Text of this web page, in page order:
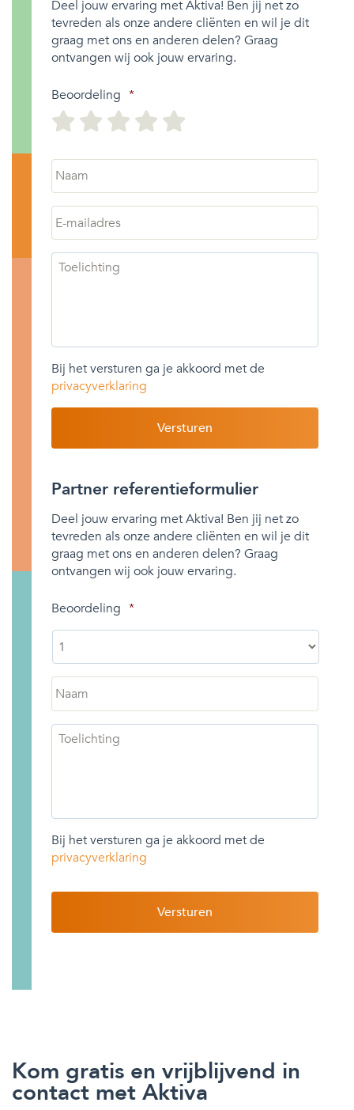
Deel jouw ervaring met Aktiva! Ben jij net zo
tevreden als onze andere cliënten en wil je dit
graag met ons en anderen delen? Graag
ontvangen wij ook jouw ervaring.
Beoordeling *
Naam
E-
mailadres *
Toelichting
Bij het versturen ga je akkoord met de
privacyverklaring
Partner referentieformulier
Deel jouw ervaring met Aktiva! Ben jij net zo
tevreden als onze andere cliënten en wil je dit
graag met ons en anderen delen? Graag
ontvangen wij ook jouw ervaring.
Beoordeling *
Naam
Toelichting
Bij het versturen ga je akkoord met de
privacyverklaring
Kom gratis en vrijblijvend in
contact met Aktiva